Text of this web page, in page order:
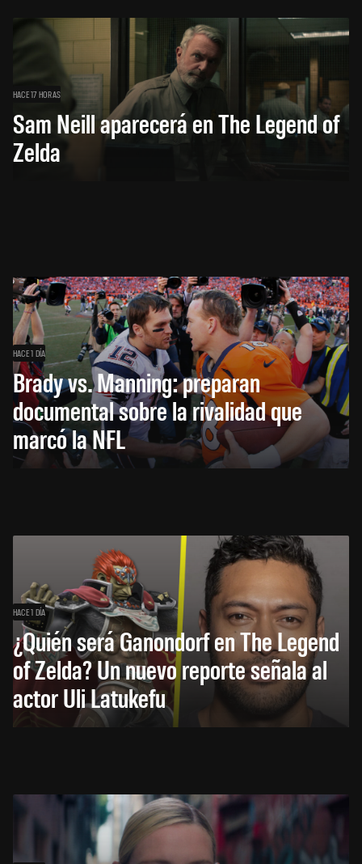
HACE 17 HORAS
Sam Neill aparecerá en The Legend of
Zelda
HACE 1 DÍA
Brady vs. Manning: preparan
documental sobre la rivalidad que
marcó la NFL
HACE 1 DÍA
¿Quién será Ganondorf en The Legend
of Zelda? Un nuevo reporte señala al
actor Uli Latukefu